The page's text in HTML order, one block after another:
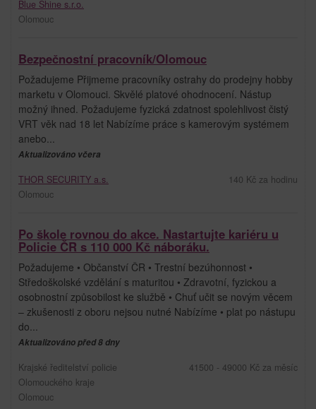
Blue Shine s.r.o.
Olomouc
Bezpečnostní pracovník/Olomouc
Požadujeme Přijmeme pracovníky ostrahy do prodejny hobby
marketu v Olomouci. Skvělé platové ohodnocení. Nástup
možný ihned. Požadujeme fyzická zdatnost spolehlivost čistý
VRT věk nad 18 let Nabízíme práce s kamerovým systémem
anebo...
Aktualizováno včera
THOR SECURITY a.s.
Olomouc
140 Kč za hodinu
Po škole rovnou do akce. Nastartujte kariéru u
Policie ČR s 110 000 Kč náboráku.
Požadujeme • Občanství ČR • Trestní bezúhonnost •
Středoškolské vzdělání s maturitou • Zdravotní, fyzickou a
osobnostní způsobilost ke službě • Chuť učit se novým věcem
– zkušenosti z oboru nejsou nutné Nabízíme • plat po nástupu
do...
Aktualizováno před 8 dny
Krajské ředitelství policie
Olomouckého kraje
Olomouc
41500 - 49000 Kč za měsíc